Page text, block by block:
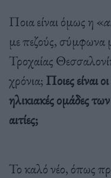
Ποια είναι όμως η «
με πεζούς, σύμφωνα
Τροχαίας
χρόνια; Ποιες είναι
ηλικιακές ομάδες
αιτίες;
Το καλό νέο, όπως